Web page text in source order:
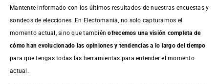
Mantente informado con los últimos resultados de nuestras encuestasy
sondeos de elecciones. En Electomania, no solo capturamos el
momento actual, sino que tambiénofrecemos una visión completa de
cómo han evolucionado las opiniones y tendencias a lo largo del tiempo
para que tengas todas las herramientas para entender el momento
actual.